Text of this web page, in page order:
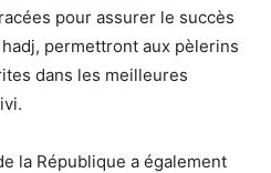
pour assurer le succès
permettront aux pèlerins
dans les meilleures
la République a également